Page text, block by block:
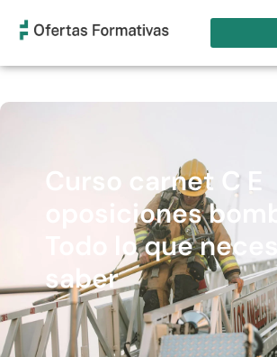
Curso carnet C E
oposiciones
Todo lo que
saber